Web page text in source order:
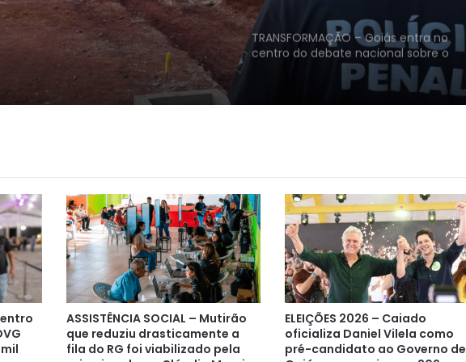
TRANSFORMAÇÃO – Goiás entra no
centro do debate nacional sobre o
futuro da energia elétrica
agiliza manutenções preventivas
na rede de energia elétrica em
Goiás
ACORDO CUMPRIDO – MP suspende
28 ações contra a Equatorial após
investimentos de R$ 7,1 bilhões em
Goiás
MAIS BENEFICIÁRIOS – Daniel Vilela
autoriza inclusão de parentes até
ASSISTÊNCIA SOCIAL – Mutirão
que reduziu drasticamente a
fila do RG foi viabilizado pela
ELEIÇÕES 2026 – Caiado
oficializa Daniel Vilela como
pré-candidato ao Governo de